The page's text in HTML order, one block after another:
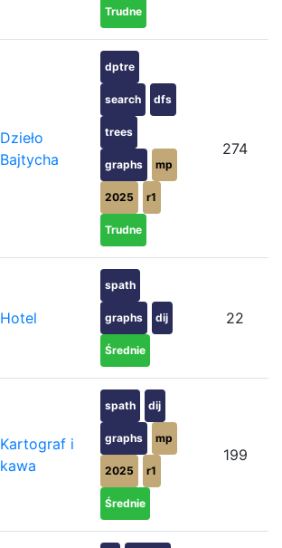
Trudne
Dzieło
Bajtycha
dptre
search dfs
trees
graphs mp
2025 r1
Trudne
274
Hotel
spath
graphs dij
Średnie
22
Kartograf i
kawa
spath dij
graphs mp
2025 r1
Średnie
199